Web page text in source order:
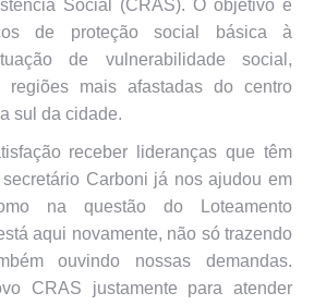
Social (CRAS). O objetivo é
de proteção social básica à
de vulnerabilidade social,
regiões mais afastadas do centro
sul da cidade.
receber lideranças que têm
Carboni já nos ajudou em
na questão do Loteamento
aqui novamente, não só trazendo
ouvindo nossas demandas.
CRAS justamente para atender